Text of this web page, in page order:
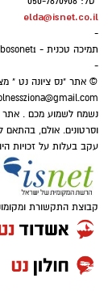
elda@isnet.co.il
-
תמיכה טכנית - bosonet1
-
© אתר "נס ציונה נט "
נשמח לשמוע מכם . אתר
עקב בעלות על זכויות
קבוצת התקשורת